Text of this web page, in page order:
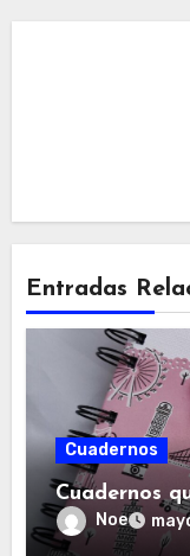
Entradas
Cuadernos
Cuadernos
Noe